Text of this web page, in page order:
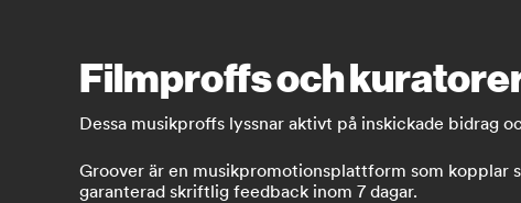
Filmproffs och
Dessa musikproffs lyssnar aktivt på inskickade bidrag
Groover är en musikpromotionsplattform som kopplar
garanterad skriftlig feedback inom 7 dagar.